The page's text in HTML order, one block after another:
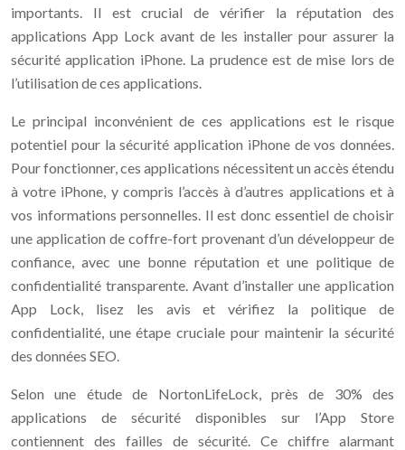
importants. Il est crucial de vérifier la réputation des
applications App Lock avant de les installer pour assurer la
sécurité application iPhone. La prudence est de mise lors de
l’utilisation de ces applications.
Le principal inconvénient de ces applications est le risque
potentiel pour la sécurité application iPhone de vos données.
Pour fonctionner, ces applications nécessitent un accès étendu
à votre iPhone, y compris l’accès à d’autres applications et à
vos informations personnelles. Il est donc essentiel de choisir
une application de coffre-fort provenant d’un développeur de
confiance, avec une bonne réputation et une politique de
confidentialité transparente. Avant d’installer une application
App Lock, lisez les avis et vérifiez la politique de
confidentialité, une étape cruciale pour maintenir la sécurité
des données SEO.
Selon une étude de NortonLifeLock, près de 30% des
applications de sécurité disponibles sur l’App Store
contiennent des failles de sécurité. Ce chiffre alarmant